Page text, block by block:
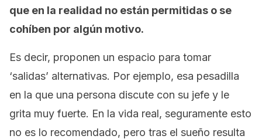
que en la realidad no están permitidas o se
cohíben por algún motivo.
Es decir, proponen un espacio para tomar
‘salidas’ alternativas. Por ejemplo, esa pesadilla
en la que una persona discute con su jefe y le
grita muy fuerte. En la vida real, seguramente esto
no es lo recomendado, pero tras el sueño resulta